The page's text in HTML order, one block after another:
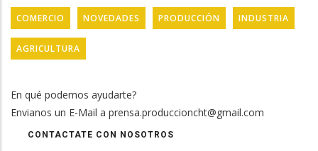
COMERCIO NOVEDADES PRODUCCIÓN INDUSTRIA
AGRICULTURA
En qué podemos ayudarte?
Envianos un E-Mail a prensa.produccioncht@gmail.com
CONTACTATE CON NOSOTROS